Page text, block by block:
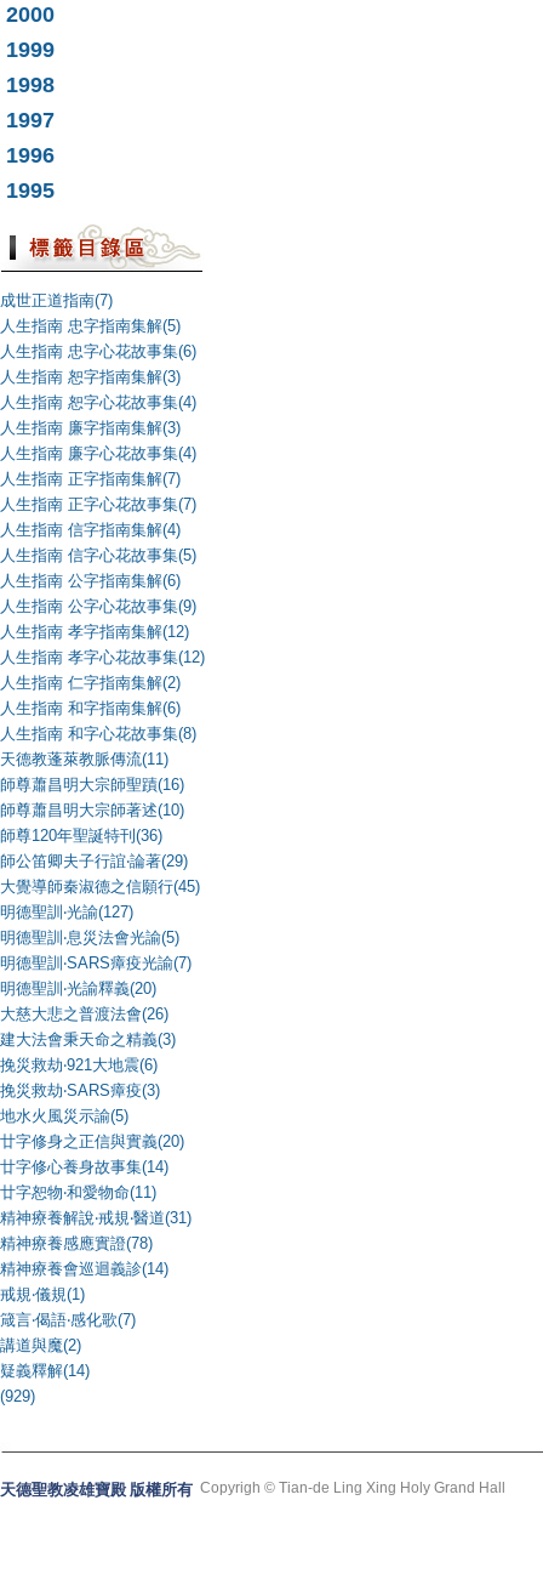
2000
1999
1998
1997
1996
1995
成世正道指南(7)
人生指南 忠字指南集解(5)
人生指南 忠字心花故事集(6)
人生指南 恕字指南集解(3)
人生指南 恕字心花故事集(4)
人生指南 廉字指南集解(3)
人生指南 廉字心花故事集(4)
人生指南 正字指南集解(7)
人生指南 正字心花故事集(7)
人生指南 信字指南集解(4)
人生指南 信字心花故事集(5)
人生指南 公字指南集解(6)
人生指南 公字心花故事集(9)
人生指南 孝字指南集解(12)
人生指南 孝字心花故事集(12)
人生指南 仁字指南集解(2)
人生指南 和字指南集解(6)
人生指南 和字心花故事集(8)
天德教蓬萊教脈傳流(11)
師尊蕭昌明大宗師聖蹟(16)
師尊蕭昌明大宗師著述(10)
師尊120年聖誕特刊(36)
師公笛卿夫子行誼‧論著(29)
大覺導師秦淑德之信願行(45)
明德聖訓‧光諭(127)
明德聖訓‧息災法會光諭(5)
明德聖訓‧SARS瘴疫光諭(7)
明德聖訓‧光諭釋義(20)
大慈大悲之普渡法會(26)
建大法會秉天命之精義(3)
挽災救劫‧921大地震(6)
挽災救劫‧SARS瘴疫(3)
地水火風災示諭(5)
廿字修身之正信與實義(20)
廿字修心養身故事集(14)
廿字恕物‧和愛物命(11)
精神療養解說‧戒規‧醫道(31)
精神療養感應實證(78)
精神療養會巡迴義診(14)
戒規‧儀規(1)
箴言‧偈語‧感化歌(7)
講道與魔(2)
疑義釋解(14)
(929)
天德聖教凌雄寶殿 版權所有 Copyrigh © Tian-de Ling Xing Holy Grand Hall